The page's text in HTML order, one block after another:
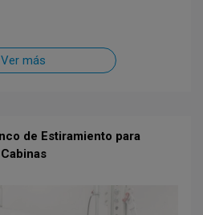
Ver más
de Estiramiento para
Cabinas